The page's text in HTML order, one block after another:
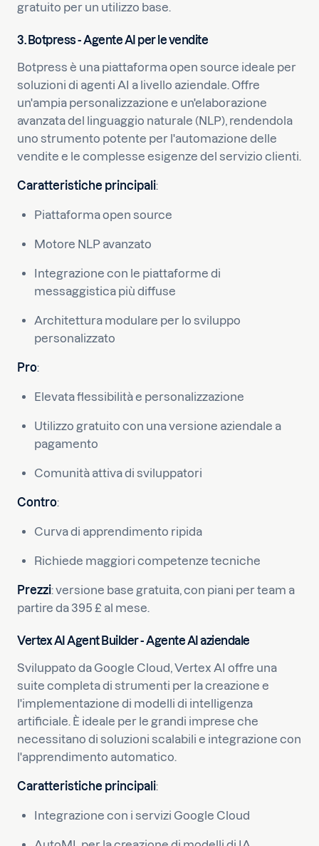
gratuito per un utilizzo base.
3. Botpress - Agente AI per le vendite
Botpress è una piattaforma open source ideale per
soluzioni di agenti AI a livello aziendale. Offre
un'ampia personalizzazione e un'elaborazione
avanzata del linguaggio naturale (NLP), rendendola
uno strumento potente per l'automazione delle
vendite e le complesse esigenze del servizio clienti.
Caratteristiche principali:
Piattaforma open source
Motore NLP avanzato
Integrazione con le piattaforme di
messaggistica più diffuse
Architettura modulare per lo sviluppo
personalizzato
Pro:
Elevata flessibilità e personalizzazione
Utilizzo gratuito con una versione aziendale a
pagamento
Comunità attiva di sviluppatori
Contro:
Curva di apprendimento ripida
Richiede maggiori competenze tecniche
Prezzi: versione base gratuita, con piani per team a
partire da 395 £ al mese.
Vertex AI Agent Builder - Agente AI aziendale
Sviluppato da Google Cloud, Vertex AI offre una
suite completa di strumenti per la creazione e
l'implementazione di modelli di intelligenza
artificiale. È ideale per le grandi imprese che
necessitano di soluzioni scalabili e integrazione con
l'apprendimento automatico.
Caratteristiche principali:
Integrazione con i servizi Google Cloud